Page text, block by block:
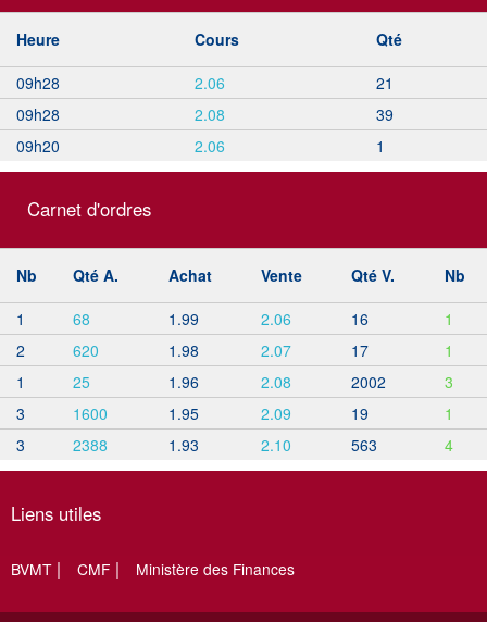
Heure Cours
Qté
09h28
2.06
21
09h28
2.08
39
09h20
2.06 1
Carnet d'ordres
Nb Qté A. Achat Vente Qté V.
Nb
1
68 1.99 2.06 16
1
2
620 1.98 2.07 17
1
1
25 1.96 2.08 2002
3
3
1600 1.95 2.09 19
1
3
2388 1.93 2.10 563 4
Liens utiles
BVMT CMF Ministère des Finances